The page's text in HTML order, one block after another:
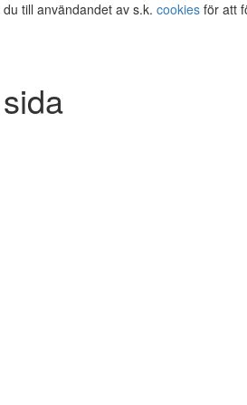
till användandet av s.k. cookies för att